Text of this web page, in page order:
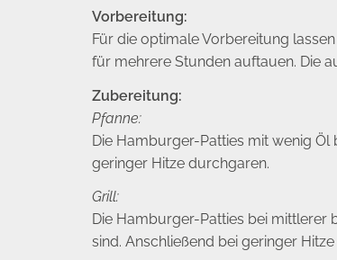
Vorbereitung:
Für die optimale Vorbereitung
für mehrere Stunden auftauen. Die
Zubereitung:
Pfanne:
Die Hamburger-Patties mit wenig
geringer Hitze durchgaren.
Grill:
Die Hamburger-Patties bei mittlerer
sind. Anschließend bei geringer